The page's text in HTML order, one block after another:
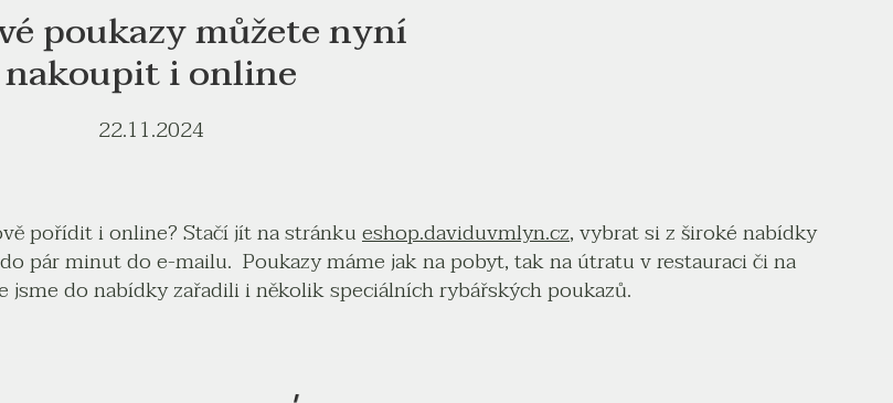
poukazy můžete nyní
nakoupit i online
22.11.2024
pořídit i online? Stačí jít na stránkueshop.daviduvmlyn.cz, vybrat si z široké nabídky
pár minut do e-mailu. Poukazy máme jak na pobyt, tak na útratu v restauraci či na
do nabídky zařadili i několik speciálních rybářských poukazů.